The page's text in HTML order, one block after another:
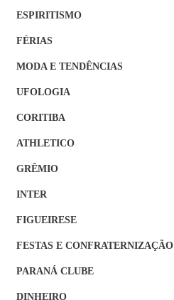
ESPIRITISMO
FÉRIAS
MODA E TENDÊNCIAS
UFOLOGIA
CORITIBA
ATHLETICO
GRÊMIO
INTER
FIGUEIRESE
FESTAS E CONFRATERNIZAÇÃO
PARANÁ CLUBE
DINHEIRO